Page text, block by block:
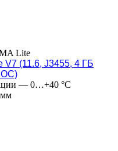
Lite
V7 (11.6, J3455, 4 ГБ
ОС)
— 0…+40 °C
мм